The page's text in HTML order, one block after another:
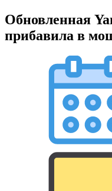
Обновленная
прибавила в